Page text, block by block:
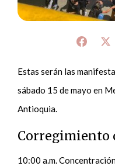
Estas serán las
sábado 15 de mayo en
Antioquia.
Corregimiento
10:00 a.m.